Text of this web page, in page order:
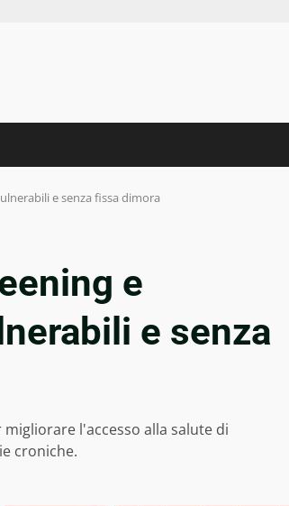
e senza fissa dimora
e
e senza
l'accesso alla salute di
croniche.